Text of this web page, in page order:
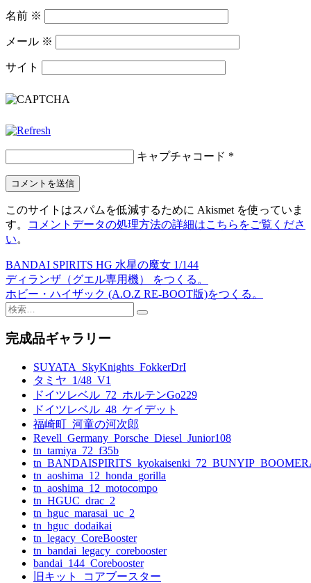
名前 ※
メール ※
サイト
キャプチャコード *
このサイトはスパムを低減するために Akismet を使っていま
す。
コメントデータの処理方法の詳細はこちらをご覧くださ
い。
投
稿
ナ
ビ
BANDAI SPIRITS HG 水星の魔女 1/144
ディランザ（グエル専用機） をつくる。
ホビー・ハイザック (A.O.Z RE-BOOT版)をつくる。
検
完成品ギャラリー
SUYATA_SkyKnights_FokkerDrI
タミヤ_1/48_V1
ドイツレベル_72_ホルテンGo229
ドイツレベル_48_ケイデット
福崎町_河童の河次郎
Revell_Germany_Porsche_Diesel_Junior108
tn_tamiya_72_f35b
tn_aoshima_12_honda_gorilla
tn_aoshima_12_motocompo
tn_HGUC_drac_2
tn_hguc_marasai_uc_2
tn_hguc_dodaikai
tn_legacy_CoreBooster
tn_bandai_legacy_corebooster
bandai_144_Corebooster
旧キット_コアブースター